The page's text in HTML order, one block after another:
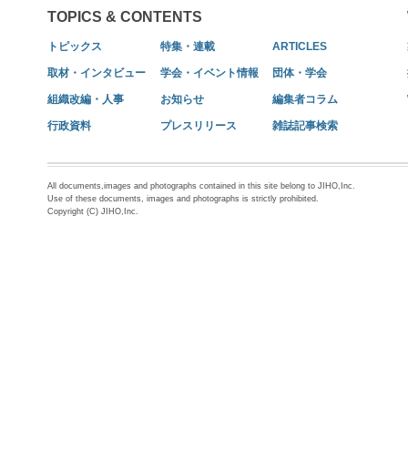
TOPICS & CONTENTS
トピックス 特集・連載 ARTICLES
取材・インタビュー 学会・イベント情報 団体・学会
組織改編・人事 お知らせ 編集者コラム
行政資料 プレスリリース 雑誌記事検索
All documents,images and photographs contained in this site belong to JIHO,Inc.
Use of these documents, images and photographs is strictly prohibited.
Copyright (C) JIHO,Inc.